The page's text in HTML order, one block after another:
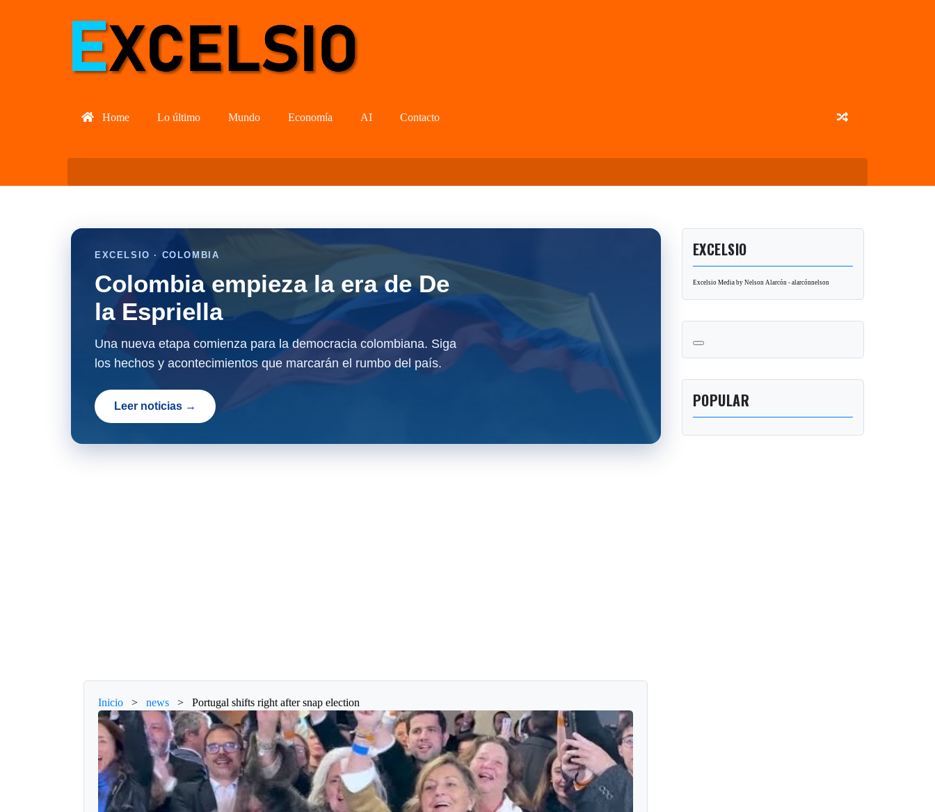
Home Lo último Mundo Economía AI Contacto
EXCELSIO · COLOMBIA
Colombia empieza la era de De
la Espriella
Una nueva etapa comienza para la democracia colombiana. Siga
los hechos y acontecimientos que marcarán el rumbo del país.
Leer noticias →
Inicio > news > Portugal shifts right after snap election
EXCELSIO
Excelsio Media by Nelson Alarcón - alarcónnelson
POPULAR